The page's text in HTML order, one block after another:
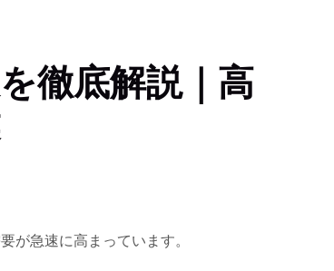
徹底解説｜高
が急速に高まっています。